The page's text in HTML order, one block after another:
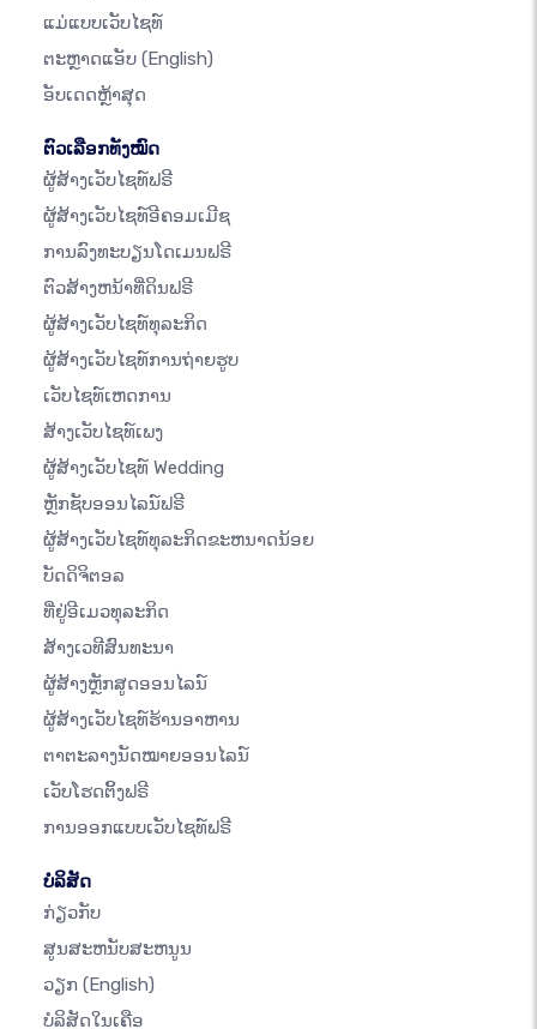
ແມ່ແບບເວັບໄຊທ໌
ຕະຫຼາດແອັບ (English)
ອັບເດດຫຼ້າສຸດ
ຕົວເລືອກທັງໝົດ
ຜູ້ສ້າງເວັບໄຊທ໌ຟຣີ
ຜູ້ສ້າງເວັບໄຊທ໌ອີຄອມເມີຊ
ການລົງທະບຽນໂດເມນຟຣີ
ຕົວສ້າງຫນ້າທີ່ດິນຟຣີ
ຜູ້ສ້າງເວັບໄຊທ໌ທຸລະກິດ
ຜູ້ສ້າງເວັບໄຊທ໌ການຖ່າຍຮູບ
ເວັບໄຊທ໌ເຫດການ
ສ້າງເວັບໄຊທ໌ເພງ
ຜູ້ສ້າງເວັບໄຊທ໌ Wedding
ຫຼັກຊັບອອນໄລນ໌ຟຣີ
ຜູ້ສ້າງເວັບໄຊທ໌ທຸລະກິດຂະຫນາດນ້ອຍ
ບັດດິຈິຕອລ
ທີ່ຢູ່ອີເມວທຸລະກິດ
ສ້າງເວທີສົນທະນາ
ຜູ້ສ້າງຫຼັກສູດອອນໄລນ໌
ຜູ້ສ້າງເວັບໄຊທ໌ຮ້ານອາຫານ
ຕາຕະລາງນັດໝາຍອອນໄລນ໌
ເວັບໂຮດຕິ້ງຟຣີ
ການອອກແບບເວັບໄຊທ໌ຟຣີ
ບໍລິສັດ
ກ່ຽວກັບ
ສູນສະຫນັບສະຫນູນ
ວຽກ (English)
ບໍລິສັດໃນເຄືອ